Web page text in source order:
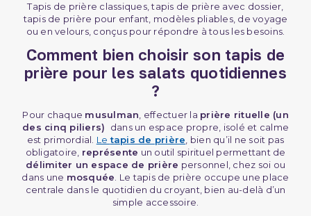
Tapis de prière classiques, tapis de prière avec dossier,
tapis de prière pour enfant, modèles pliables, de voyage
ou en velours, conçus pour répondre à tous les besoins.
Comment bien choisir son tapis de
prière pour les salats quotidiennes
?
Pour chaque musulman , effectuer la prière rituelle (un
des cinq piliers)
dans un espace propre, isolé et calme
est primordial. Letapis de prière , bien qu’il ne soit pas
obligatoire, représente un outil spirituel permettant de
délimiter un espace de prière personnel, chez soi ou
dans une mosquée . Le tapis de prière occupe une place
centrale dans le quotidien du croyant, bien au-delà d’un
simple accessoire.